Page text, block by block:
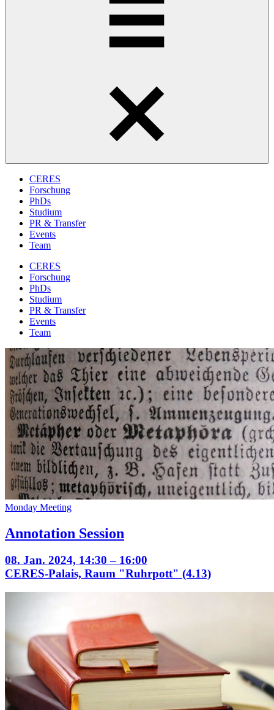
CERES
Forschung
PhDs
Studium
PR & Transfer
Events
Team
CERES
Forschung
PhDs
Studium
PR & Transfer
Events
Team
Monday Meeting
Annotation Session
08. Jan. 2024, 14:30 – 16:00
CERES-Palais, Raum "Ruhrpott" (4.13)